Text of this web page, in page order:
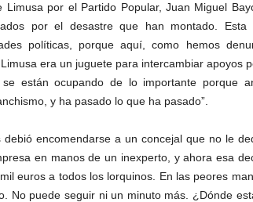
Limusa por el Partido Popular, Juan Miguel
por el desastre que han montado.
políticas, porque aquí, como hemos
era un juguete para intercambiar apoyos
están ocupando de lo importante porque
y ha pasado lo que ha pasado”.
debió encomendarse a un concejal que no le
en manos de un inexperto, y ahora esa
euros a todos los lorquinos. En las peores
No puede seguir ni un minuto más. ¿Dónde